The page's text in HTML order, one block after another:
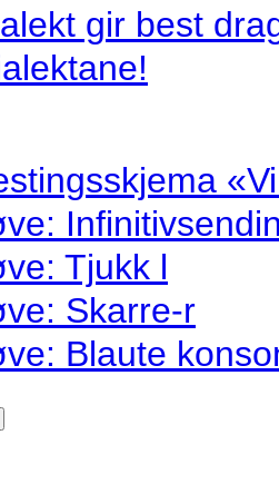
gir best
Tjukk l
Skarre-r
Blaute